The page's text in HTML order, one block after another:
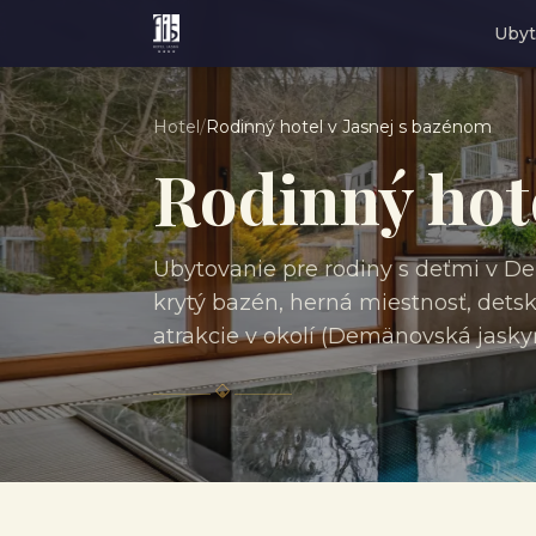
Hotel/Rodinný hotel v Jasnej s bazénom
Rodinný
Ubytovanie pre rodiny s deťmi v
krytý bazén, herná miestnosť,
atrakcie v okolí (Demänovská